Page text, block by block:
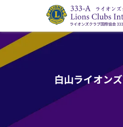
ライオンズクラブ国際協会333-A地区の活動
白山ライオン